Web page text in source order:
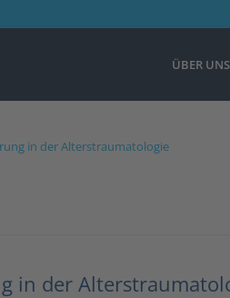
ÜBER UNS
in der Alterstraumatologie
in der